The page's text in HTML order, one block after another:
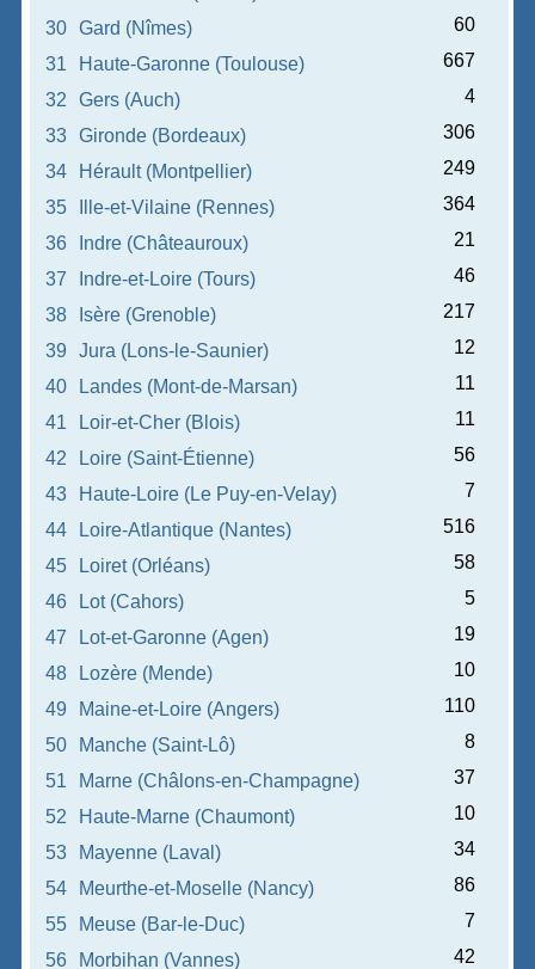
30
Gard (Nîmes)
60
31
Haute-Garonne (Toulouse)
667
32
Gers (Auch)
4
33
Gironde (Bordeaux)
306
34
Hérault (Montpellier)
249
35
Ille-et-Vilaine (Rennes)
364
36
Indre (Châteauroux)
21
37
Indre-et-Loire (Tours)
46
38
Isère (Grenoble)
217
39
Jura (Lons-le-Saunier)
12
40
Landes (Mont-de-Marsan)
11
41
Loir-et-Cher (Blois)
11
42
Loire (Saint-Étienne)
56
43
Haute-Loire (Le Puy-en-Velay)
7
44
Loire-Atlantique (Nantes)
516
45
Loiret (Orléans)
58
46
Lot (Cahors)
5
47
Lot-et-Garonne (Agen)
19
48
Lozère (Mende)
10
49
Maine-et-Loire (Angers)
110
50
Manche (Saint-Lô)
8
51
Marne (Châlons-en-Champagne)
37
52
Haute-Marne (Chaumont)
10
53
Mayenne (Laval)
34
54
Meurthe-et-Moselle (Nancy)
86
55
Meuse (Bar-le-Duc)
7
56
Morbihan (Vannes)
42